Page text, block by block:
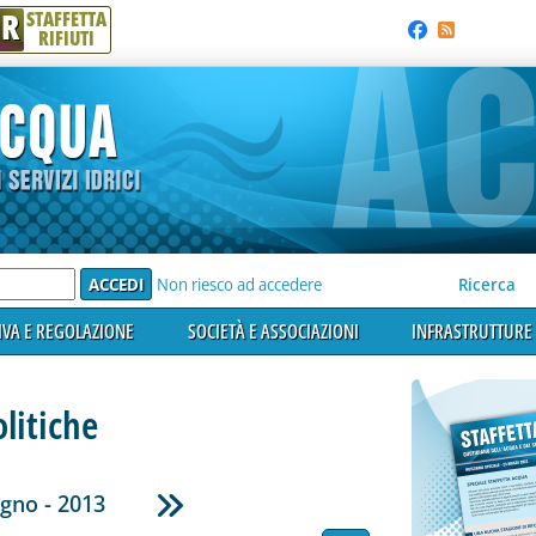
R STAFFETTA
RIFIUTI
Non riesco ad accedere Ricerca
E REGOLAZIONE SOCIETÀ E ASSOCIAZIONI
- 2013